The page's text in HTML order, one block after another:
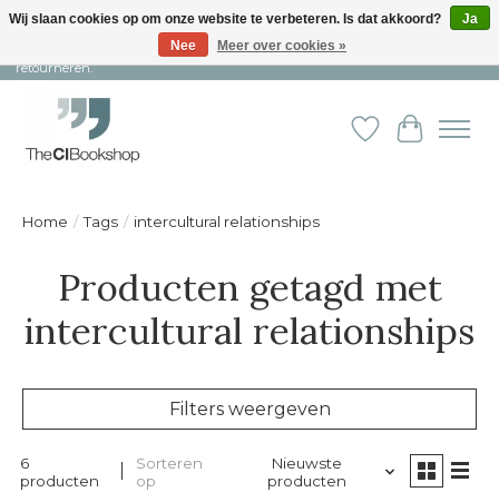
Snelle levering en persoonlijke service ︱ Niet goed? Geld terug! ︱ Gratis
retourneren.
Verlanglijst
Home / Tags / intercultural relationships
Producten getagd met
intercultural relationships
Filters weergeven
6
producten
Sorteren
op
Nieuwste
producten
Wij slaan cookies op om onze website te verbeteren. Is dat akkoord?
Ja
Nee
Meer over cookies »